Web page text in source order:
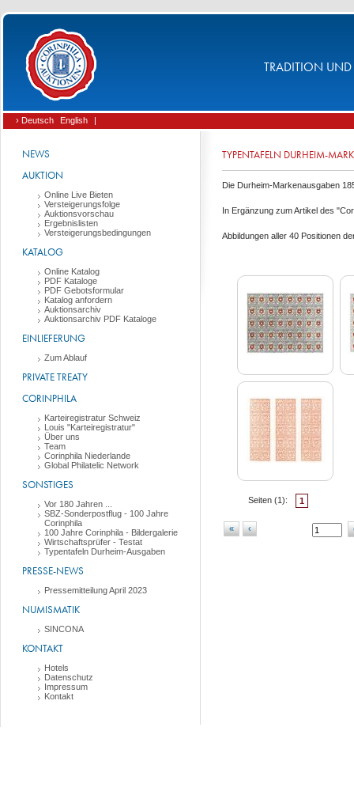
TRADITION UND
› Deutsch English |
NEWS
AUKTION
Online Live Bieten
Versteigerungsfolge
Auktionsvorschau
Ergebnislisten
Versteigerungsbedingungen
KATALOG
Online Katalog
PDF Kataloge
PDF Gebotsformular
Katalog anfordern
Auktionsarchiv
Auktionsarchiv PDF Kataloge
EINLIEFERUNG
Zum Ablauf
PRIVATE TREATY
CORINPHILA
Karteiregistratur Schweiz
Louis "Karteiregistratur"
Über uns
Team
Corinphila Niederlande
Global Philatelic Network
SONSTIGES
Vor 180 Jahren ...
SBZ-Sonderpostflug - 100 Jahre
Corinphila
100 Jahre Corinphila - Bildergalerie
Wirtschaftsprüfer - Testat
Typentafeln Durheim-Ausgaben
PRESSE-NEWS
Pressemitteilung April 2023
NUMISMATIK
SINCONA
KONTAKT
Hotels
Datenschutz
Impressum
Kontakt
TYPENTAFELN DURHEIM-
Die Durheim-Markenausgaben
In Ergänzung zum Artikel des
Abbildungen aller 40 Positionen
Seiten (1): 1
« ‹